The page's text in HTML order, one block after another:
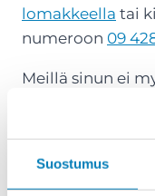
Suostumus
lomakkeella tai
numeroon 09
Meillä sinun ei
asentaja